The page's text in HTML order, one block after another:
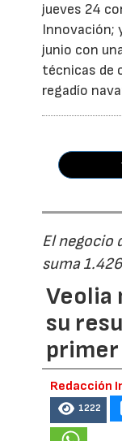
jueves 24
Innovación;
junio con
técnicas de
regadío
El negocio
suma
Veolia
su
Redacción
1222